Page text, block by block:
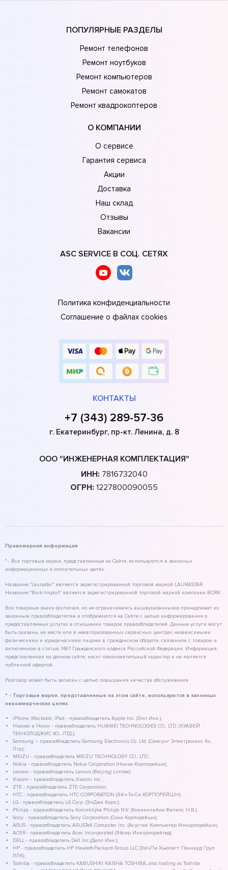
ПОПУЛЯРНЫЕ РАЗДЕЛЫ
Ремонт телефонов
Ремонт ноутбуков
Ремонт компьютеров
Ремонт самокатов
Ремонт квадрокоптеров
О КОМПАНИИ
О сервисе
Гарантия сервиса
Акции
Доставка
Наш склад
Отзывы
Вакансии
ASC SERVICE В СОЦ. СЕТЯХ
Политика конфиденциальности
Соглашение о файлах cookies
КОНТАКТЫ
+7 (343) 289-57-36
г. Екатеринбург, пр-кт. Ленина, д. 8
ООО "ИНЖЕНЕРНАЯ КОМПЛЕКТАЦИЯ"
ИНН: 7816732040
ОГРН: 1227800090055
Правомерная информация
* - Все торговые марки, представленные на Сайте, используются в законных
информационных и описательных целях.
Название "Laurastar" является зарегистрированной торговой маркой LAURASTAR.
Название "Bork-Import" является зарегистрированной торговой маркой компании BORK.
Все товарные знаки (включая, но не ограничиваясь вышеуказанными) принадлежат их
законным правообладателям и отображаются на Сайте с целью информирования о
предоставляемых услугах в отношении товаров правообладателей. Данные услуги могут
быть оказаны на месте или в неавторизованных сервисных центрах независимыми
физическими и юридическими лицами в гражданском обороте, связанном с товаром и
включенном в статью 1487 Гражданского кодекса Российской Федерации. Информация,
представленная на данном сайте, носит ознакомительный характер и не является
публичной офертой.
Разговор может быть записан с целью повышения качества обслуживания.
* - Торговые марки, представленные на этом сайте, используются в законных
некоммерческих целях.
iPhone, Macbook, iPad - правообладатель Apple Inc. (Эпл Инк.);
Huawei и Honor - правообладатель HUAWEI TECHNOLOGIES CO., LTD. (ХУАВЕЙ
ТЕКНОЛОДЖИС КО., ЛТД.);
Samsung – правообладатель Samsung Electronics Co. Ltd. (Самсунг Электроникс Ко.,
Лтд.);
MEIZU - правообладатель MEIZU TECHNOLOGY CO., LTD.;
Nokia - правообладатель Nokia Corporation (Нокиа Корпорейшн);
Lenovo - правообладатель Lenovo (Beijing) Limited;
Xiaomi - правообладатель Xiaomi Inc.;
ZTE - правообладатель ZTE Corporation;
HTC - правообладатель HTC CORPORATION (Эйч-Ти-Си КОРПОРЕЙШН);
LG - правообладатель LG Corp. (ЭлДжи Корп.);
Philips - правообладатель Koninklijke Philips N.V. (Конинклийке Филипс Н.В.);
Sony - правообладатель Sony Corporation (Сони Корпорейшн);
ASUS - правообладатель ASUSTeK Computer Inc. (Асустек Компьютер Инкорпорейшн);
ACER - правообладатель Acer Incorporated (Эйсер Инкорпорейтед);
DELL - правообладатель Dell Inc.(Делл Инк.);
HP - правообладатель HP Hewlett-Packard Group LLC (ЭйчПи Хьюлетт Паккард Груп
ЛЛК);
Toshiba - правообладатель KABUSHIKI KAISHA TOSHIBA, also trading as Toshiba